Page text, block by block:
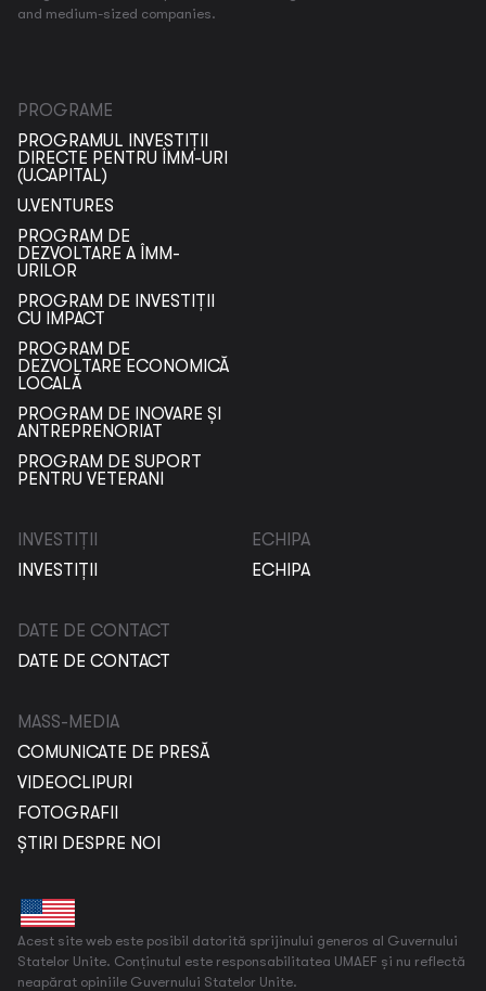
and medium-sized companies.
PROGRAME
PROGRAMUL INVESTIȚII
DIRECTE PENTRU ÎMM-URI
(U.CAPITAL)
U.VENTURES
PROGRAM DE
DEZVOLTARE A ÎMM-
URILOR
PROGRAM DE INVESTIȚII
CU IMPACT
PROGRAM DE
DEZVOLTARE ECONOMICĂ
LOCALĂ
PROGRAM DE INOVARE ȘI
ANTREPRENORIAT
PROGRAM DE SUPORT
PENTRU VETERANI
INVESTIȚII
INVESTIȚII
ECHIPA
ECHIPA
DATE DE CONTACT
DATE DE CONTACT
MASS-MEDIA
COMUNICATE DE PRESĂ
VIDEOCLIPURI
FOTOGRAFII
ȘTIRI DESPRE NOI
Acest site web este posibil datorită sprijinului generos al Guvernului
Statelor Unite. Conținutul este responsabilitatea UMAEF și nu reflectă
neapărat opiniile Guvernului Statelor Unite.